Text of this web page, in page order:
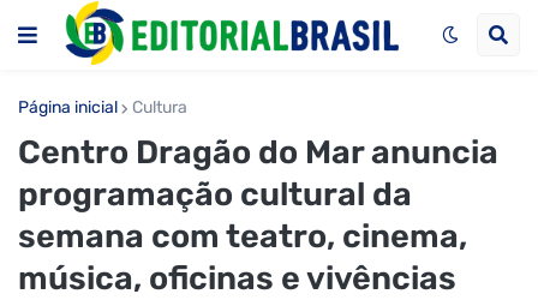
Página inicial Cultura
Centro Dragão do Mar anuncia
programação cultural da
semana com teatro, cinema,
música, oficinas e vivências